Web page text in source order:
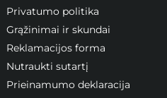
Privatumo politika
Grąžinimai ir skundai
Reklamacijos forma
Nutraukti sutartį
Prieinamumo deklaracija